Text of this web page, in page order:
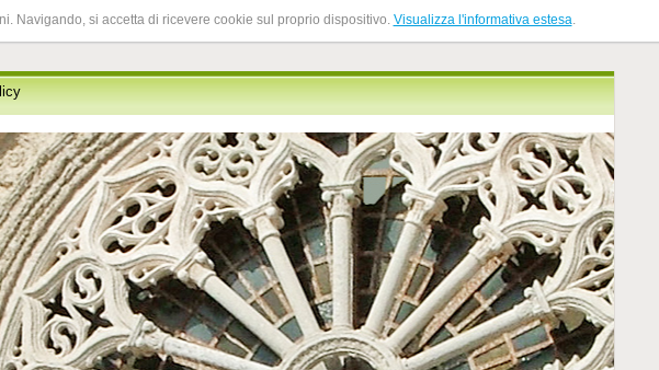
Navigando, si accetta di ricevere cookie sul proprio dispositivo. Visualizza l'informativa estesa.